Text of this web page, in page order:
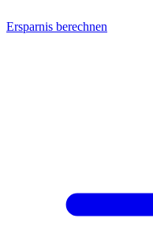
Ersparnis berechnen